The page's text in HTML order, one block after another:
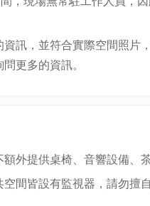
訊，並符合實際空間照片
更多的資訊。
外提供桌椅、音響設備、
間皆設有監視器，請勿擅